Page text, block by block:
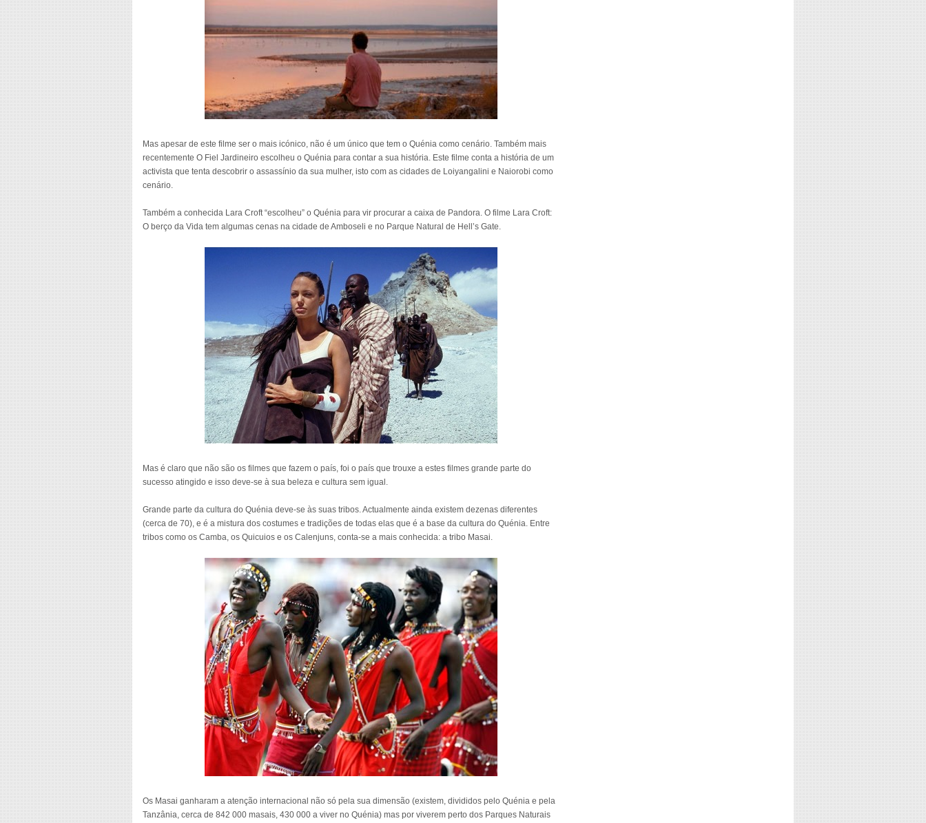
Mas apesar de este filme ser o mais icónico, não é um único que tem o Quénia como cenário. Também mais
recentemente O Fiel Jardineiro escolheu o Quénia para contar a sua história. Este filme conta a história de um
activista que tenta descobrir o assassínio da sua mulher, isto com as cidades de Loiyangalini e Naiorobi como
cenário.
Também a conhecida Lara Croft “escolheu” o Quénia para vir procurar a caixa de Pandora. O filme Lara Croft:
O berço da Vida tem algumas cenas na cidade de Amboseli e no Parque Natural de Hell’s Gate.
Mas é claro que não são os filmes que fazem o país, foi o país que trouxe a estes filmes grande parte do
sucesso atingido e isso deve-se à sua beleza e cultura sem igual.
Grande parte da cultura do Quénia deve-se às suas tribos. Actualmente ainda existem dezenas diferentes
(cerca de 70), e é a mistura dos costumes e tradições de todas elas que é a base da cultura do Quénia. Entre
tribos como os Camba, os Quicuios e os Calenjuns, conta-se a mais conhecida: a tribo Masai.
Os Masai ganharam a atenção internacional não só pela sua dimensão (existem, divididos pelo Quénia e pela
Tanzânia, cerca de 842 000 masais, 430 000 a viver no Quénia) mas por viverem perto dos Parques Naturais